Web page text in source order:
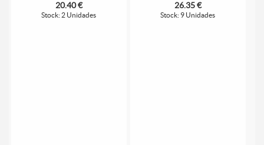
20.40 €
Stock: 2 Unidades
26.35 €
Stock: 9 Unidades